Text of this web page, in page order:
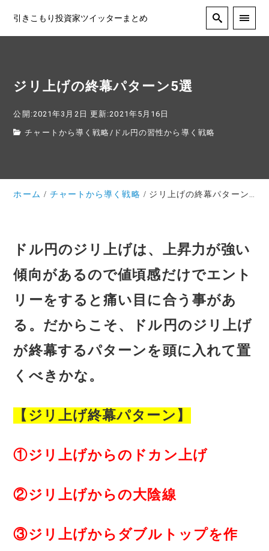
引きこもり投資家ツイッターまとめ
ジリ上げの終幕パターン5選
公開:2021年3月2日 更新:2021年5月16日
チャートから導く戦略 / ドル円の習性から導く戦略
ホーム チャートから導く戦略 ジリ上げの終幕パターン5選
ドル円のジリ上げは、上昇力が強い
傾向があるので値頃感だけでエント
リーをすると痛い目に合う事があ
る。だからこそ、ドル円のジリ上げ
が終幕するパターンを頭に入れて置
くべきかな。
【ジリ上げ終幕パターン】
①ジリ上げからのドカン上げ
②ジリ上げからの大陰線
③ジリ上げからダブルトップを作